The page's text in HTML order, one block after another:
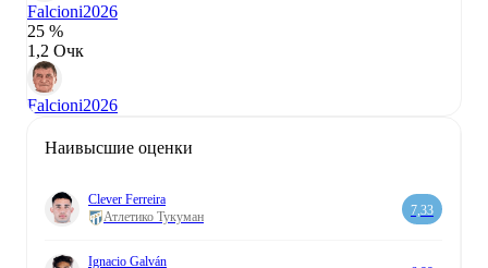
Falcioni2026
25 %
1,2 Очк
Falcioni2026
Наивысшие оценки
Clever Ferreira
Атлетико Тукуман
7,33
Ignacio Galván